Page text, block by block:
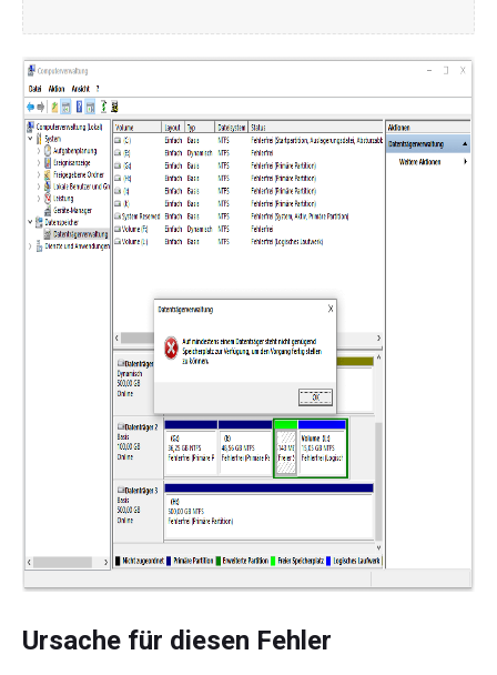
Ursache für diesen Fehler